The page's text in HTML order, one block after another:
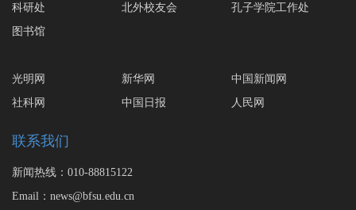
科研处
北外校友会
孔子学院工作处
图书馆
光明网 新华网
中国新闻网
社科网
中国日报 人民网
联系我们
新闻热线：010-88815122
Email：news@bfsu.edu.cn